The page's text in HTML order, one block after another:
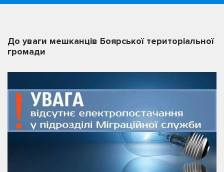
До уваги мешканців Боярської територіальної
громади